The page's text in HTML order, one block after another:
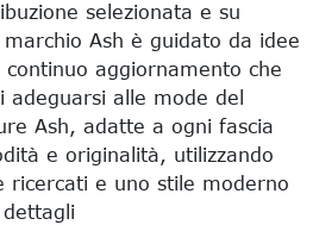
selezionata e su
Ash è guidato da idee
aggiornamento che
adeguarsi alle mode del
Ash, adatte a ogni fascia
e originalità, utilizzando
ricercati e uno stile moderno